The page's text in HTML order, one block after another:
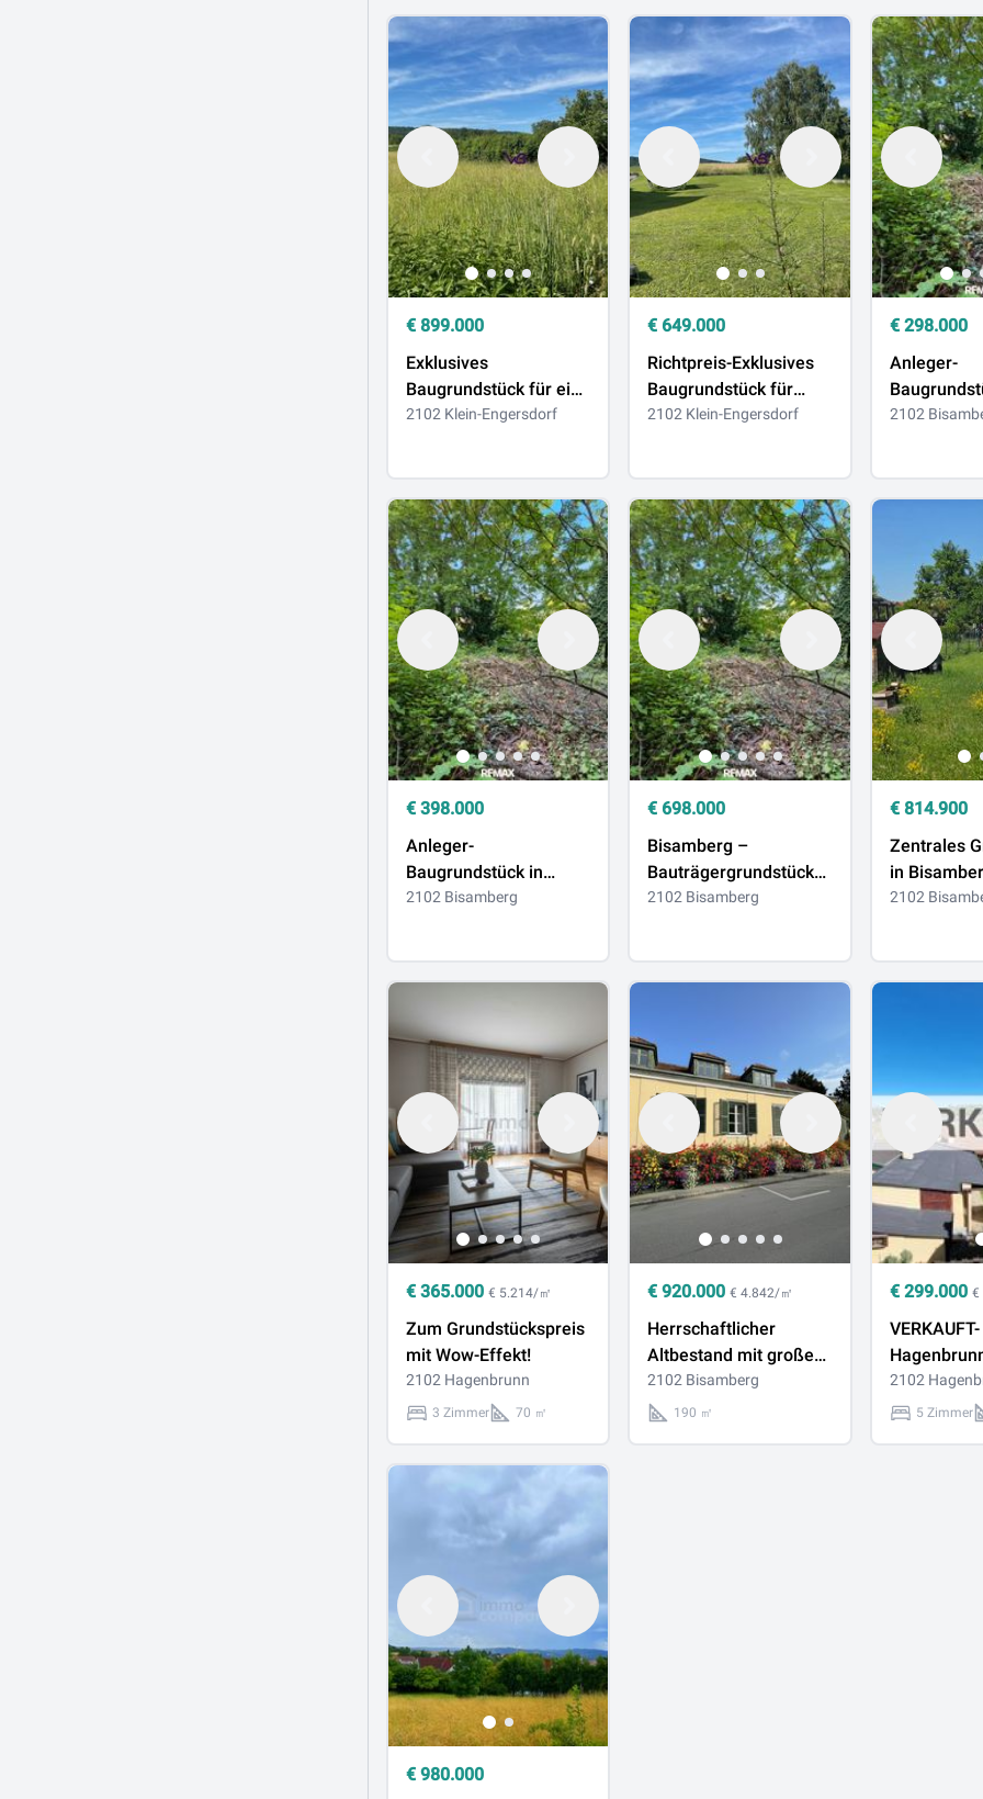
privat Zugang zum
Wald - Grünblick -
Ruhelage
die Burg
€ 899.000
Exklusives
Baugrundstück für ein
Einfamilienhaus oder
2102 Klein-Engersdorf
€ 649.000
Richtpreis-Exklusives
Baugrundstück für
Bauträger oder
2102 Klein-Engersdorf
€ 298.000
Anleger-
Bisamberg -
2102
€ 398.000
Anleger-
Baugrundstück in
Bisamberg: Bauland
2102 Bisamberg
€ 698.000
Bisamberg –
Bauträgergrundstück
mit attraktivem
2102 Bisamberg
€ 814.900
Zentrales
in
2102
€ 365.000 € 5.214/㎡
Zum Grundstückspreis
mit Wow-Effekt!
2102 Hagenbrunn
3 Zimmer 70 ㎡
€920.000 € 4.842/㎡
Herrschaftlicher
Altbestand mit großem
Baugrund in 2102
Bisamberg,
2102 Bisamberg
190 ㎡
€ 299.000 €
2102
5 Zimmer
€ 980.000